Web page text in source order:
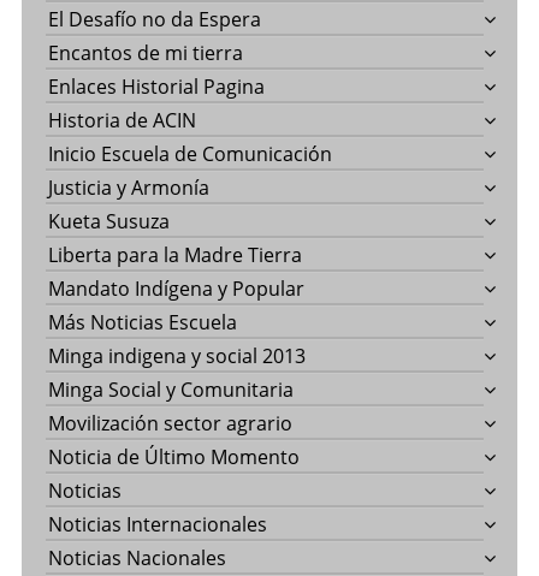
El Desafío no da Espera
Encantos de mi tierra
Enlaces Historial Pagina
Historia de ACIN
Inicio Escuela de Comunicación
Justicia y Armonía
Kueta Susuza
Liberta para la Madre Tierra
Mandato Indígena y Popular
Más Noticias Escuela
Minga indigena y social 2013
Minga Social y Comunitaria
Movilización sector agrario
Noticia de Último Momento
Noticias
Noticias Internacionales
Noticias Nacionales